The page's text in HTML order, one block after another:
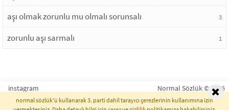
aşı olmak zorunlu mu olmalı sorunsalı 3
zorunlu aşı sarmalı 1
instagram Normal Sözlük © 2026
normal sözlük'ü kullanarak 3. parti dahil tarayıcı çerezlerinin kullanımına izin